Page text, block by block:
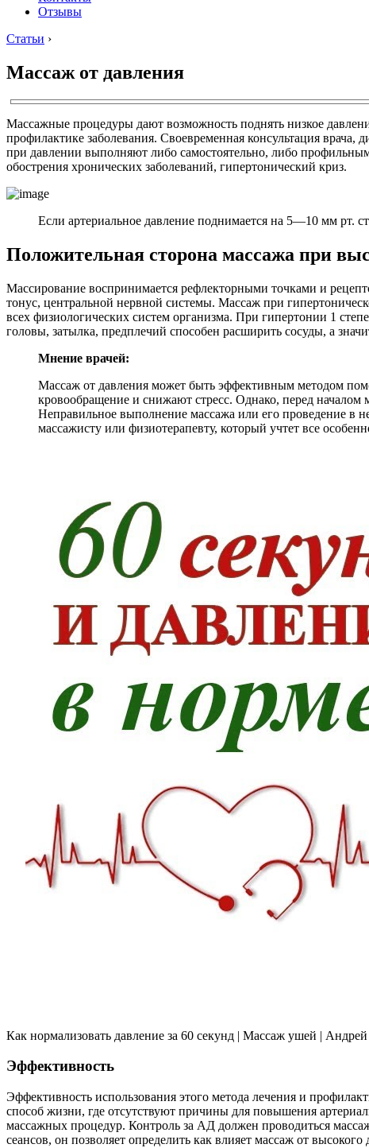
Отзывы
Статьи ›
Массаж от давления
Массажные процедуры дают возможность поднять низкое
профилактике заболевания. Своевременная консультация
при давлении выполняют либо самостоятельно, либо
обострения хронических заболеваний, гипертонический криз.
Если артериальное давление поднимается на 5—10 мм рт.
Положительная сторона массажа при
Массирование воспринимается рефлекторными точками и
тонус, центральной нервной системы. Массаж при
всех физиологических систем организма. При гипертонии 1
головы, затылка, предплечий способен расширить сосуды, а
Мнение врачей:
Массаж от давления может быть эффективным методом
кровообращение и снижают стресс. Однако, перед началом
Неправильное выполнение массажа или его проведение в
массажисту или физиотерапевту, который учтет все
Как нормализовать давление за 60 секунд | Массаж ушей |
Эффективность
Эффективность использования этого метода лечения и
способ жизни, где отсутствуют причины для повышения
массажных процедур. Контроль за АД должен проводиться
сеансов, он позволяет определить как влияет массаж от